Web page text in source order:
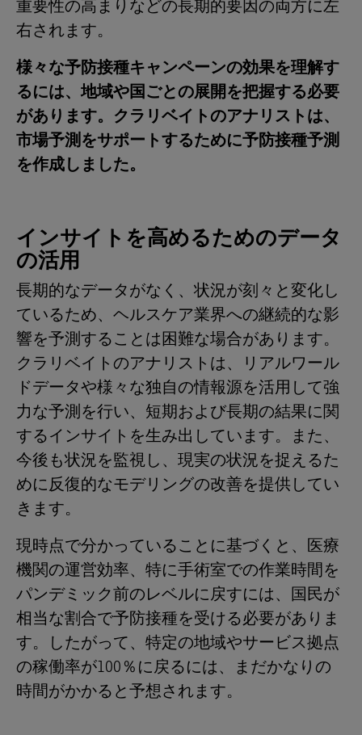
重要性の高まりなどの長期的要因の両方に左
右されます。
様々な予防接種キャンペーンの効果を理解す
るには、地域や国ごとの展開を把握する必要
があります。クラリベイトのアナリストは、
市場予測をサポートするために予防接種予測
を作成しました。
インサイトを高めるためのデータ
の活用
長期的なデータがなく、状況が刻々と変化し
ているため、ヘルスケア業界への継続的な影
響を予測することは困難な場合があります。
クラリベイトのアナリストは、リアルワール
ドデータや様々な独自の情報源を活用して強
力な予測を行い、短期および長期の結果に関
するインサイトを生み出しています。また、
今後も状況を監視し、現実の状況を捉えるた
めに反復的なモデリングの改善を提供してい
きます。
現時点で分かっていることに基づくと、医療
機関の運営効率、特に手術室での作業時間を
パンデミック前のレベルに戻すには、国民が
相当な割合で予防接種を受ける必要がありま
す。したがって、特定の地域やサービス拠点
の稼働率が100％に戻るには、まだかなりの
時間がかかると予想されます。